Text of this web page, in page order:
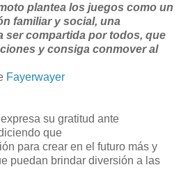
plantea los juegos como un
familiar y social, una
ser compartida por todos, que
y consiga conmover al
Fayerwayer
su gratitud ante
que
para crear en el futuro más y
puedan brindar diversión a las